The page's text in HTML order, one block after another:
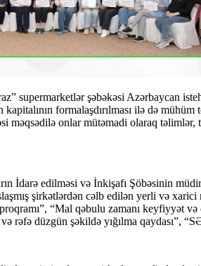
supermarketlər şəbəkəsi Azərbaycan
formalaşdırılması ilə də
məqsədilə onlar mütəmadi olaraq
İdarə edilməsi və İnkişafı Şöbəsinin
şirkətlərdən cəlb edilən yerli və
“Mal qəbulu zamanı keyfiyyət
düzgün şəkildə yığılma qaydası”,